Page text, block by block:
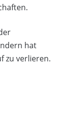
hat
zu verlieren.